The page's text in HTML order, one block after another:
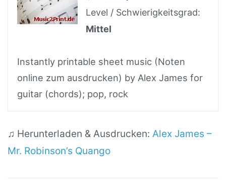
Level / Schwierigkeitsgrad:
Mittel
Instantly printable sheet music (Noten
online zum ausdrucken) by Alex James for
guitar (chords); pop, rock
♫ Herunterladen & Ausdrucken: Alex James –
Mr. Robinson’s Quango